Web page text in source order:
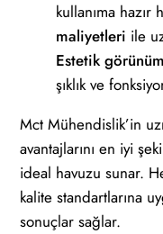
kullanıma
maliyetleri ile
Estetik
şıklık ve
Mct Mühendislik’in
avantajlarını en iyi
ideal havuzu sunar.
kalite standartlarına
sonuçlar sağlar.